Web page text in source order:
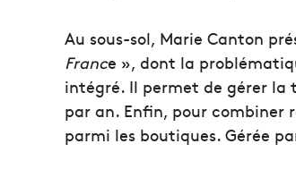
Au sous-sol, Marie Canton
France », dont la
intégré. Il permet de gérer la
par an. Enfin, pour combiner
parmi les boutiques. Gérée